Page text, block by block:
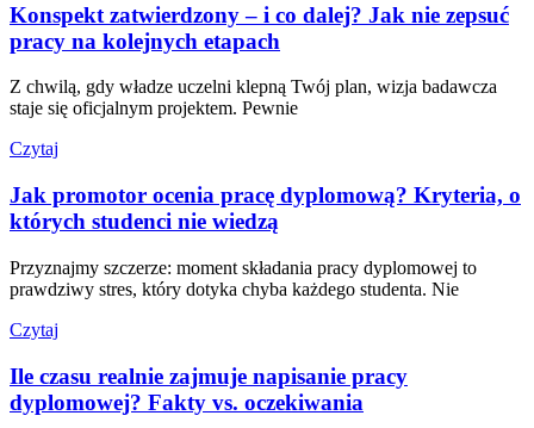
Konspekt zatwierdzony – i co dalej? Jak nie zepsuć
pracy na kolejnych etapach
Z chwilą, gdy władze uczelni klepną Twój plan, wizja badawcza
staje się oficjalnym projektem. Pewnie
Czytaj
Jak promotor ocenia pracę dyplomową? Kryteria, o
których studenci nie wiedzą
Przyznajmy szczerze: moment składania pracy dyplomowej to
prawdziwy stres, który dotyka chyba każdego studenta. Nie
Czytaj
Ile czasu realnie zajmuje napisanie pracy
dyplomowej? Fakty vs. oczekiwania